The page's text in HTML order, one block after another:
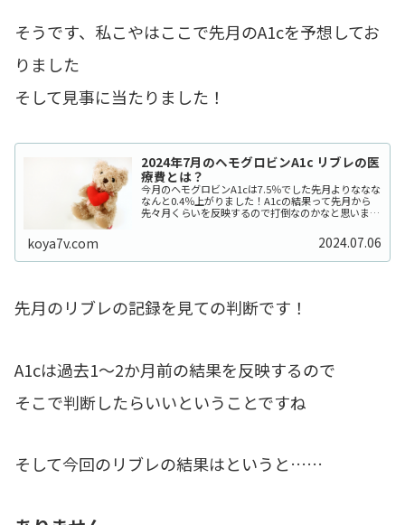
そうです、私こやはここで先月のA1cを予想してお
りました
そして見事に当たりました！
2024年7月のヘモグロビンA1c リブレの医
療費とは？
今月のヘモグロビンA1cは7.5％でした先月よりななな
なんと0.4％上がりました！A1cの結果って先月から
先々月くらいを反映するので打倒なのかなと思います
な……😳ただ確認してみたら1ヵ月分のリ...
koya7v.com 2024.07.06
先月のリブレの記録を見ての判断です！
A1cは過去1～2か月前の結果を反映するので
そこで判断したらいいということですね
そして今回のリブレの結果はというと……